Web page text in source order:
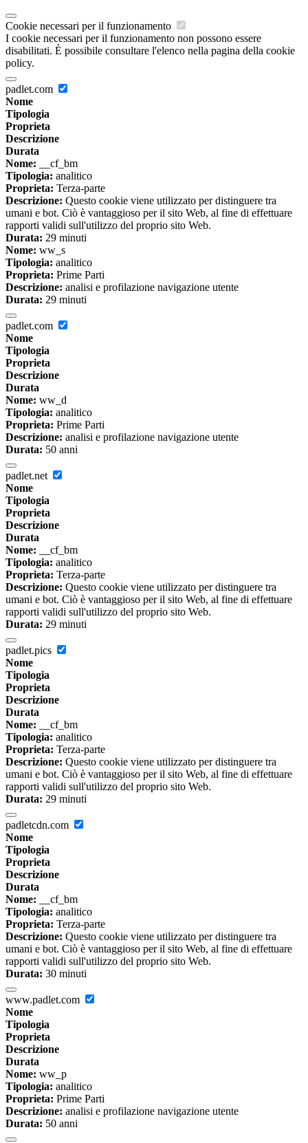
Cookie necessari per il funzionamento
I cookie necessari per il funzionamento non possono essere
disabilitati. È possibile consultare l'elenco nella pagina della cookie
policy.
padlet.com
Nome
Tipologia
Proprieta
Descrizione
Durata
Nome: __cf_bm
Tipologia: analitico
Proprieta: Terza-parte
Descrizione: Questo cookie viene utilizzato per distinguere tra
umani e bot. Ciò è vantaggioso per il sito Web, al fine di effettuare
rapporti validi sull'utilizzo del proprio sito Web.
Durata: 29 minuti
Nome: ww_s
Tipologia: analitico
Proprieta: Prime Parti
Descrizione: analisi e profilazione navigazione utente
Durata: 29 minuti
padlet.com
Nome
Tipologia
Proprieta
Descrizione
Durata
Nome: ww_d
Tipologia: analitico
Proprieta: Prime Parti
Descrizione: analisi e profilazione navigazione utente
Durata: 50 anni
padlet.net
Nome
Tipologia
Proprieta
Descrizione
Durata
Nome: __cf_bm
Tipologia: analitico
Proprieta: Terza-parte
Descrizione: Questo cookie viene utilizzato per distinguere tra
umani e bot. Ciò è vantaggioso per il sito Web, al fine di effettuare
rapporti validi sull'utilizzo del proprio sito Web.
Durata: 29 minuti
padlet.pics
Nome
Tipologia
Proprieta
Descrizione
Durata
Nome: __cf_bm
Tipologia: analitico
Proprieta: Terza-parte
Descrizione: Questo cookie viene utilizzato per distinguere tra
umani e bot. Ciò è vantaggioso per il sito Web, al fine di effettuare
rapporti validi sull'utilizzo del proprio sito Web.
Durata: 29 minuti
padletcdn.com
Nome
Tipologia
Proprieta
Descrizione
Durata
Nome: __cf_bm
Tipologia: analitico
Proprieta: Terza-parte
Descrizione: Questo cookie viene utilizzato per distinguere tra
umani e bot. Ciò è vantaggioso per il sito Web, al fine di effettuare
rapporti validi sull'utilizzo del proprio sito Web.
Durata: 30 minuti
www.padlet.com
Nome
Tipologia
Proprieta
Descrizione
Durata
Nome: ww_p
Tipologia: analitico
Proprieta: Prime Parti
Descrizione: analisi e profilazione navigazione utente
Durata: 50 anni